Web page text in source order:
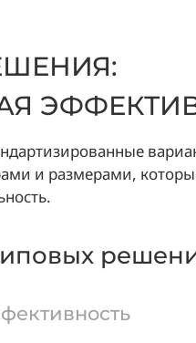
и размерами,